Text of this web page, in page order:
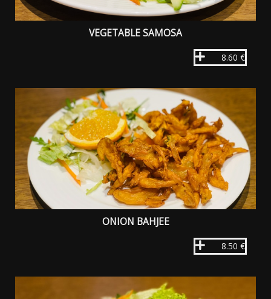
VEGETABLE SAMOSA
8.60 €
ONION BAHJEE
8.50 €